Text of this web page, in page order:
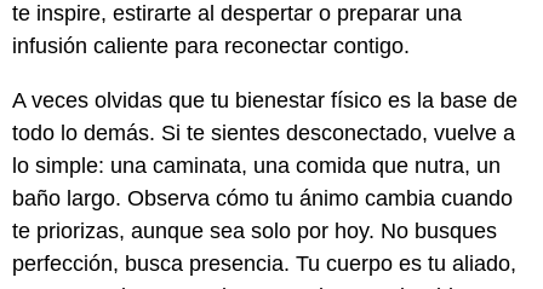
te inspire, estirarte al despertar o preparar una
infusión caliente para reconectar contigo.
A veces olvidas que tu bienestar físico es la base de
todo lo demás. Si te sientes desconectado, vuelve a
lo simple: una caminata, una comida que nutra, un
baño largo. Observa cómo tu ánimo cambia cuando
te priorizas, aunque sea solo por hoy. No busques
perfección, busca presencia. Tu cuerpo es tu aliado,